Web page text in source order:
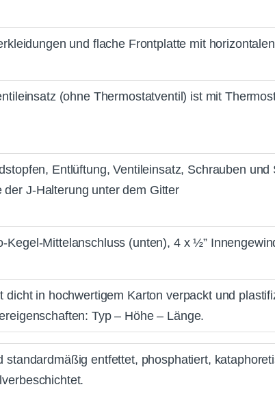
und flache Frontplatte mit
(ohne Thermostatventil) ist mit
Entlüftung, Ventileinsatz, Schrauben und
der J-Halterung unter dem Gitter
Kegel-Mittelanschluss (unten), 4 x ½”
dicht in hochwertigem Karton verpackt und
Typ – Höhe – Länge.
standardmäßig entfettet, phosphatiert,